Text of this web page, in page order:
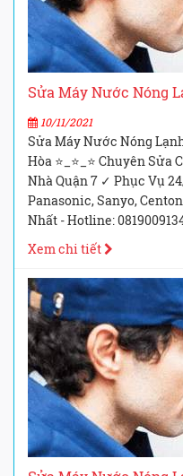
Sửa Máy Nước Nóng
10/11/2021
Sửa Máy Nước Nóng
Hòa ⭐_⭐_⭐ Chuyên
Nhà Quận 7 ✓ Phục Vụ
Panasonic, Sanyo,
Nhất - Hotline:
Xem chi tiết